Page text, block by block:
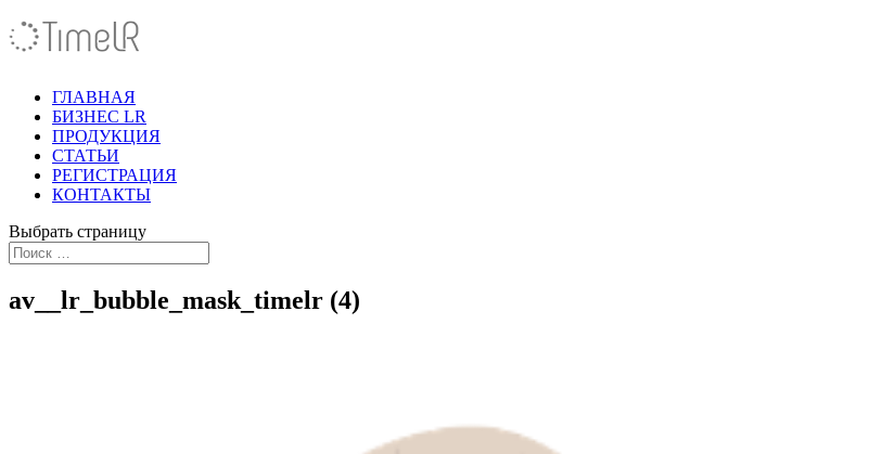
ГЛАВНАЯ
БИЗНЕС LR
ПРОДУКЦИЯ
СТАТЬИ
РЕГИСТРАЦИЯ
КОНТАКТЫ
Выбрать страницу
av__lr_bubble_mask_timelr (4)